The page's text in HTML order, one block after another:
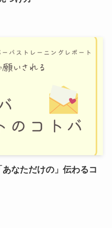
なただけの」伝わるコ